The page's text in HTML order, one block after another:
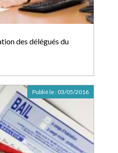
des délégués du
Publié le : 03/05/2016